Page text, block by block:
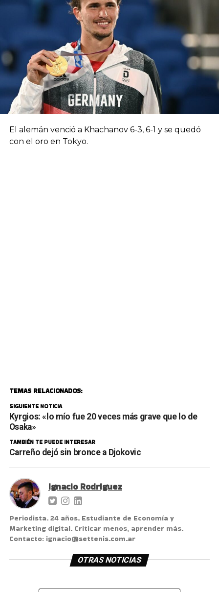
El alemán venció a Khachanov 6-3, 6-1 y se quedó
con el oro en Tokyo.
TEMAS RELACIONADOS:
SIGUIENTE NOTICIA
Kyrgios: «lo mío fue 20 veces más grave que lo de
Osaka»
TAMBIÉN TE PUEDE INTERESAR
Carreño dejó sin bronce a Djokovic
Ignacio Rodriguez
Periodista. 24 años. Estudiante de Economía y
Marketing digital. Criticar menos, aprender más.
Contacto: ignacio@settenis.com.ar
OTRAS NOTICIAS